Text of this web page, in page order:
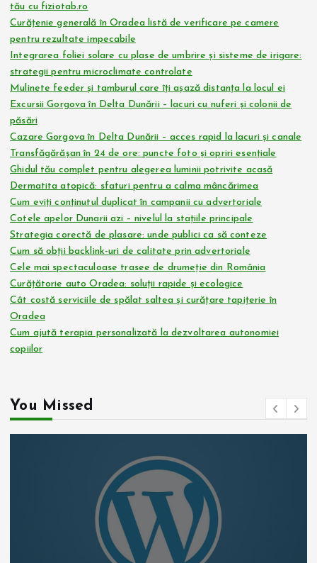
tău cu fiziotab.ro
Curățenie generală în Oradea listă de verificare pe camere
pentru rezultate impecabile
Integrarea foliei solare cu plase de umbrire și sisteme de irigare:
strategii pentru microclimate controlate
Mulinete feeder și tamburul care îți așază distanța la locul ei
Excursii Gorgova în Delta Dunării – lacuri cu nuferi și colonii de
păsări
Cazare Gorgova în Delta Dunării – acces rapid la lacuri și canale
Transfăgărășan în 24 de ore: puncte foto și opriri esențiale
Ghidul tău complet pentru alegerea luminii potrivite acasă
Dermatita atopică: sfaturi pentru a calma mâncărimea
Cum eviți conținutul duplicat în campanii cu advertoriale
Cotele apelor Dunarii azi – nivelul la stațiile principale
Strategia corectă de plasare: unde publici ca să conteze
Cum să obții backlink-uri de calitate prin advertoriale
Cele mai spectaculoase trasee de drumeție din România
Curățătorie auto Oradea: soluții rapide și ecologice
Cât costă serviciile de spălat saltea și curățare tapițerie în
Oradea
Cum ajută terapia personalizată la dezvoltarea autonomiei
copiilor
You Missed